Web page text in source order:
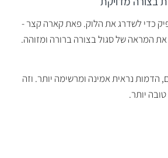
כדי לשדרג את הלוק. פאת קארה קצר -
המראה של סגול בצורה ברורה ומזוהה.
נראית אמינה ומרשימה יותר. וזה
יותר.